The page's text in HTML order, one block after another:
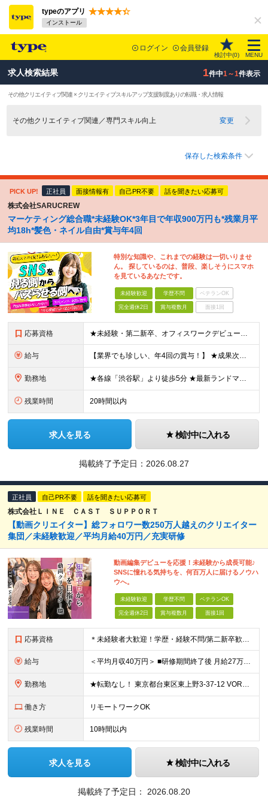
typeのアプリ
インストール
ログイン 会員登録
検討中(0) MENU
求人検索結果 1件中1～1件表示
その他クリエイティブ関連 × クリエイティブスキルアップ支援制度ありの転職・求人情報
その他クリエイティブ関連／専門スキル向上 変更
保存した検索条件
PICK UP! 正社員 面接情報有 自己PR不要 話を聞きたい応募可
株式会社SARUCREW
マーケティング総合職*未経験OK*3年目で年収900万円も*残業月平
均18h*髪色・ネイル自由*賞与年4回
特別な知識や、これまでの経験は一切いりませ
ん。 探しているのは、普段、楽しそうにスマホ
を見ているあなたです。
未経験歓迎 学歴不問 ベテランOK
完全週休2日 賞与複数月 面接1回
応募資格 ★未経験・第二新卒、オフィスワークデビュー大歓迎 ★平均年齢は28.6歳！ ★20代の若手メンバーが中心になって活躍している職場です！ ●学歴不問 ※35歳以下の方（若年層の長期キャリア形成） ★こ
給与 【業界でも珍しい、年4回の賞与！】 ★成果次第でスピード昇給可 →20代で年収700万〜900万超も！ ■未経験：月給26〜30万円＋賞与年4回（業績による）＋各種手当 ※経験・スキルを考慮して決定
勤務地 ★各線「渋谷駅」より徒歩5分 ★最新ランドマークオフィスです！ ★転勤はありません 【本社】 東京都渋谷区道玄坂2-25-12 道玄坂通 dogenzaka-dori 5階 ※(変更の範囲)上記を除
残業時間 20時間以内
求人を見る 検討中に入れる
掲載終了予定日： 2026.08.27
正社員 自己PR不要 話を聞きたい応募可
株式会社ＬＩＮＥ ＣＡＳＴ ＳＵＰＰＯＲＴ
【動画クリエイター】総フォロワー数250万人越えのクリエイター
集団／未経験歓迎／平均月給40万円／充実研修
動画編集デビューを応援！未経験から成長可能♪
SNSに憧れる気持ちを、何百万人に届けるノウハ
ウへ。
未経験歓迎 学歴不問 ベテランOK
完全週休2日 賞与複数月 面接1回
応募資格 ＊未経験者大歓迎！学歴・経験不問/第二新卒歓迎/約1年間の充実研修/WEB面接可能＊ ▼未経験歓迎＆完全ポテンシャル採用！▼ 基礎のキソから学べる研修があるので経験は一切不問！ 面接では「あなたの
給与 ＜平均月収40万円＞ ■研修期間終了後 月給27万円～80万円＋賞与1回＋各種手当＋インセンティブ ※試用期間中は月給22万円～（スキル経験によって変動あり）となります。 その後は実力により給与が
勤務地 ★転勤なし！ 東京都台東区東上野3-37-12 VORT上野plus 7F ※その他、1都3県を中心としたプロジェクト先 ※(変更の範囲)上記を除く当社関連勤務地
働き方 リモートワークOK
残業時間 10時間以内
求人を見る 検討中に入れる
掲載終了予定日： 2026.08.20